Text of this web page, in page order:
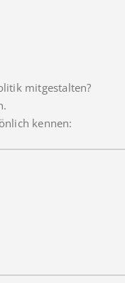
mitgestalten?
kennen: